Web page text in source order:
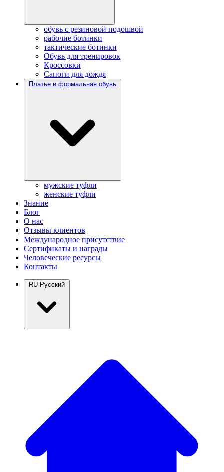
обувь с резиновой подошвой
рабочие ботинки
тактические ботинки
Обувь для тренировок
Кроссовки
Сапоги для дождя
Платье и формальная обувь
мужские туфли
женские туфли
Знание
Блог
О нас
Отзывы клиентов
Международное присутствие
Сертификаты и награды
Человеческие ресурсы
Контакты
RU Русский